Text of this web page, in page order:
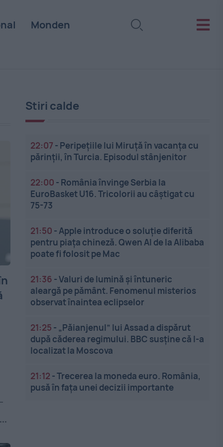
Monden
Stiri calde
22:07 - Peripețiile lui Miruță în vacanța cu
părinții, în Turcia. Episodul stânjenitor
22:00 - România învinge Serbia la
EuroBasket U16. Tricolorii au câștigat cu
75-73
21:50 -Apple introduce o soluție diferită
pentru piața chineză. Qwen AI de la Alibaba
poate fi folosit pe Mac
21:36 -Valuri de lumină și întuneric
aleargă pe pământ. Fenomenul misterios
observat înaintea eclipselor
21:25 - „Păianjenul” lui Assad a dispărut
după căderea regimului. BBC susține că l-a
localizat la Moscova
21:12 -Trecerea la moneda euro. România,
pusă în fața unei decizii importante